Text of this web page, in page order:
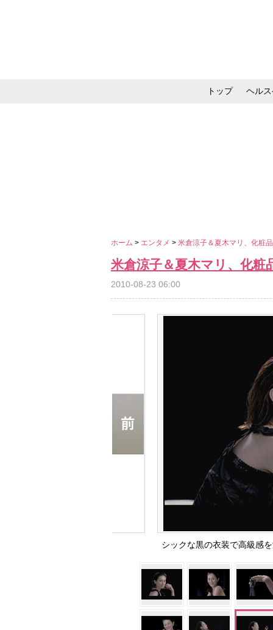
トップ ヘル
ホーム > エンタメ > 米倉涼子＆夏木マリ、化粧
米倉涼子＆夏木マリ、化粧
2010-08-23 06:00
シックな黒の衣装で高級感